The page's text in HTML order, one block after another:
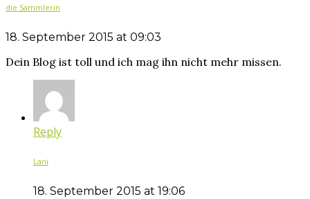
die Sammlerin
18. September 2015 at 09:03
Dein Blog ist toll und ich mag ihn nicht mehr missen.
Reply
Lani
18. September 2015 at 19:06